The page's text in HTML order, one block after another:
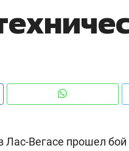
Лас-Вегасе прошел
Оман?